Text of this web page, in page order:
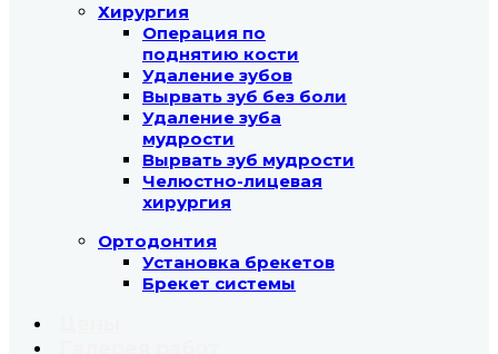
Хирургия
Операция по
поднятию кости
Удаление зубов
Вырвать зуб без боли
Удаление зуба
мудрости
Вырвать зуб мудрости
Челюстно-лицевая
хирургия
Ортодонтия
Установка брекетов
Брекет системы